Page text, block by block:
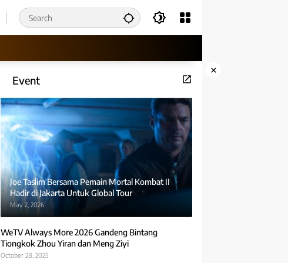
×
Event
Joe Taslim Bersama Pemain Mortal Kombat II
Hadir di Jakarta Untuk Global Tour
May 2, 2026
WeTV Always More 2026 Gandeng Bintang
Tiongkok Zhou Yiran dan Meng Ziyi
October 28, 2025